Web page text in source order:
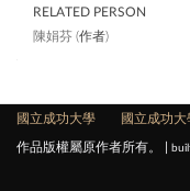
RELATED PERSON
陳娟芬 (作者)
國立成功大學 國立成功
作品版權屬原作者所有。 |